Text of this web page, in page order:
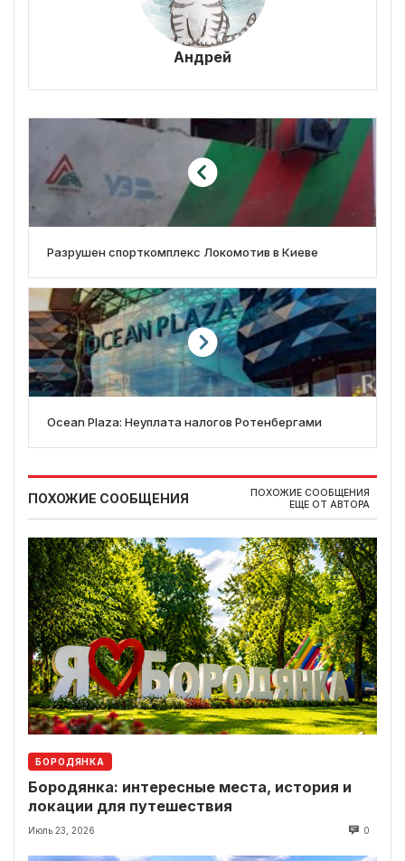
Андрей
Разрушен спорткомплекс Локомотив в Киеве
Ocean Plaza: Неуплата налогов Ротенбергами
ПОХОЖИЕ СООБЩЕНИЯ
ПОХОЖИЕ СООБЩЕНИЯ
ЕЩЕ ОТ АВТОРА
БОРОДЯНКА
Бородянка: интересные места, история и
локации для путешествия
Июль 23, 2026 0